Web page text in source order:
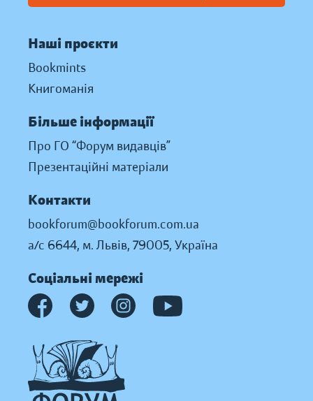
Наші проєкти
Bookmints
Книгоманія
Більше інформації
Про ГО “Форум видавців”
Презентаційні матеріали
Контакти
bookforum@bookforum.com.ua
а/с 6644, м. Львів, 79005, Україна
Соціальні мережі